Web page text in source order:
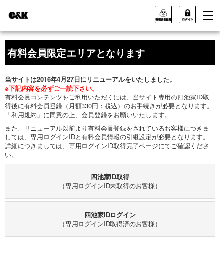
有料会員限定エリアとなります
当サイトは2016年4月27日にリニューアルをいたしました。
※下記内容を必ずご一読下さい。
有料会員コンテンツをご利用いただくには、当サイト専用の四池家ID取
得後に有料会員登録（月額330円：税込）のお手続きが必要となります。
「利用規約」に同意の上、会員登録をお願いいたします。
また、リニューアル以前より有料会員登録をされているお客様につきま
しては、専用ログインIDと有料会員情報の引継設定が必要となります。
詳細につきましては、専用ログインID取得完了ページにてご確認くださ
い。
四池家ID取得
（専用ログインID未取得のお客様）
四池家IDログイン
（専用ログインID取得済のお客様）